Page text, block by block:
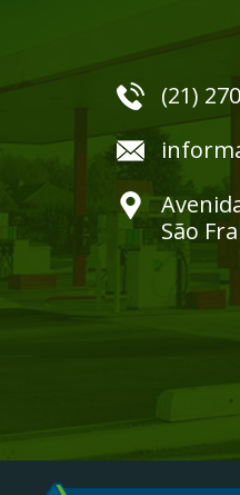
(21)
São